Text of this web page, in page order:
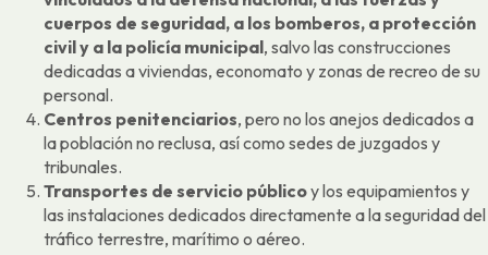
cuerpos de seguridad, a los bomberos, a protección
civil y a la policía municipal, salvo las construcciones
dedicadas a viviendas, economato y zonas de recreo de su
personal.
Centros penitenciarios, pero no los anejos dedicados a
la población no reclusa, así como sedes de juzgados y
tribunales.
Transportes de servicio públicoy los equipamientos y
las instalaciones dedicados directamente a la seguridad del
tráfico terrestre, marítimo o aéreo.